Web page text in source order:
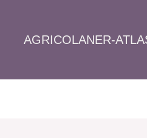
AGRICOLANER-